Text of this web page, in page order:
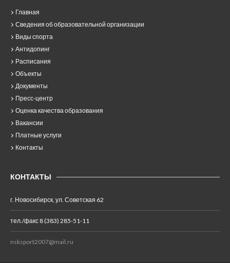
Главная
Сведения об образовательной организации
Виды спорта
Антидопинг
Расписания
Объекты
Документы
Пресс-центр
Оценка качества образования
Вакансии
Платные услуги
Контакты
КОНТАКТЫ
г. Новосибирск, ул. Советская 62
тел./факс 8 (383) 285-51-11
nsksport2007@mail.ru